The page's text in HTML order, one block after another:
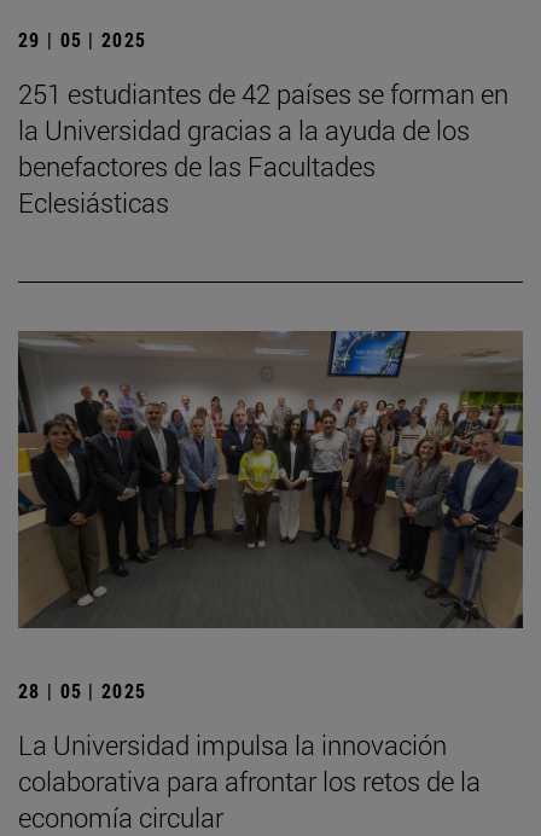
29 | 05 | 2025
251 estudiantes de 42 países se forman en
la Universidad gracias a la ayuda de los
benefactores de las Facultades
Eclesiásticas
28 | 05 | 2025
La Universidad impulsa la innovación
colaborativa para afrontar los retos de la
economía circular